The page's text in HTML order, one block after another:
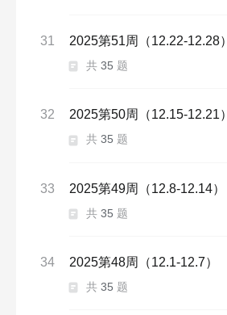
31 2025第51周（12.22-12.28）
共 35 题
32 2025第50周（12.15-12.21）
共 35 题
33 2025第49周（12.8-12.14）
共 35 题
34 2025第48周（12.1-12.7）
共 35 题